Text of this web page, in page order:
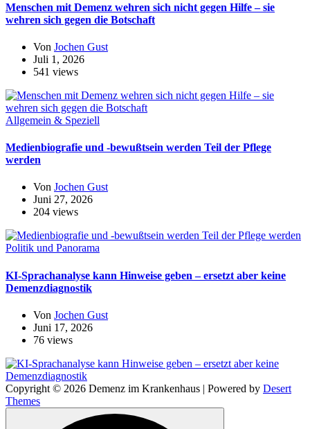
Menschen mit Demenz wehren sich nicht gegen Hilfe – sie
wehren sich gegen die Botschaft
Von Jochen Gust
Juli 1, 2026
541 views
Allgemein & Speziell
Medienbiografie und -bewußtsein werden Teil der Pflege
werden
Von Jochen Gust
Juni 27, 2026
204 views
Politik und Panorama
KI-Sprachanalyse kann Hinweise geben – ersetzt aber keine
Demenzdiagnostik
Von Jochen Gust
Juni 17, 2026
76 views
Copyright © 2026 Demenz im Krankenhaus | Powered by Desert
Themes